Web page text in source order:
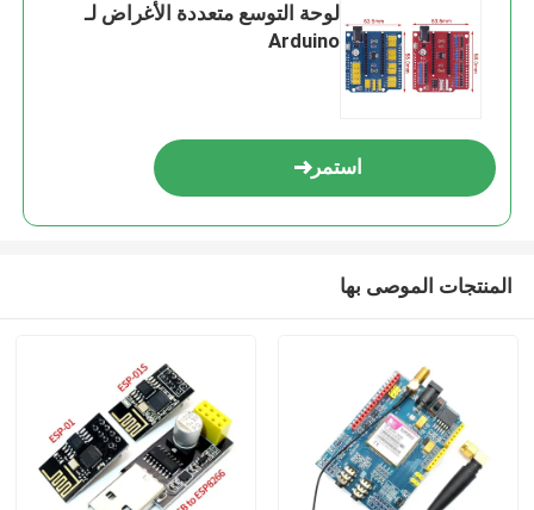
لوحة التوسع متعددة الأغراض لـ
Arduino
استمر
المنتجات الموصى بها